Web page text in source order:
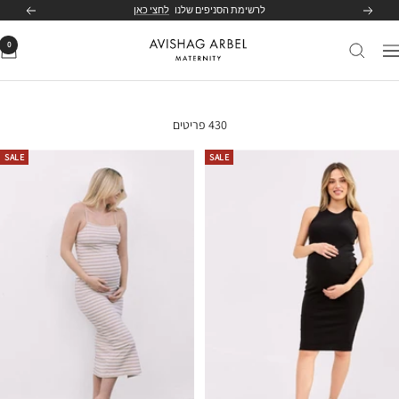
הקודם לרשימת הסניפים שלנו לחצי כאן הבא
ניווט
Avishag
0
430 פריטים
SALE
SALE